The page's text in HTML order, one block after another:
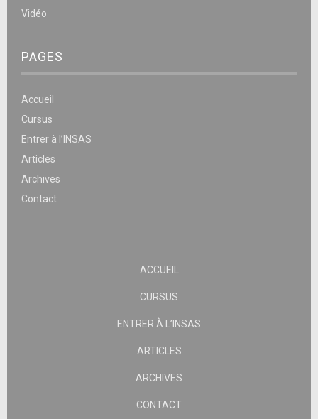
Vidéo
PAGES
Accueil
Cursus
Entrer à l’INSAS
Articles
Archives
Contact
ACCUEIL
CURSUS
ENTRER À L’INSAS
ARTICLES
ARCHIVES
CONTACT